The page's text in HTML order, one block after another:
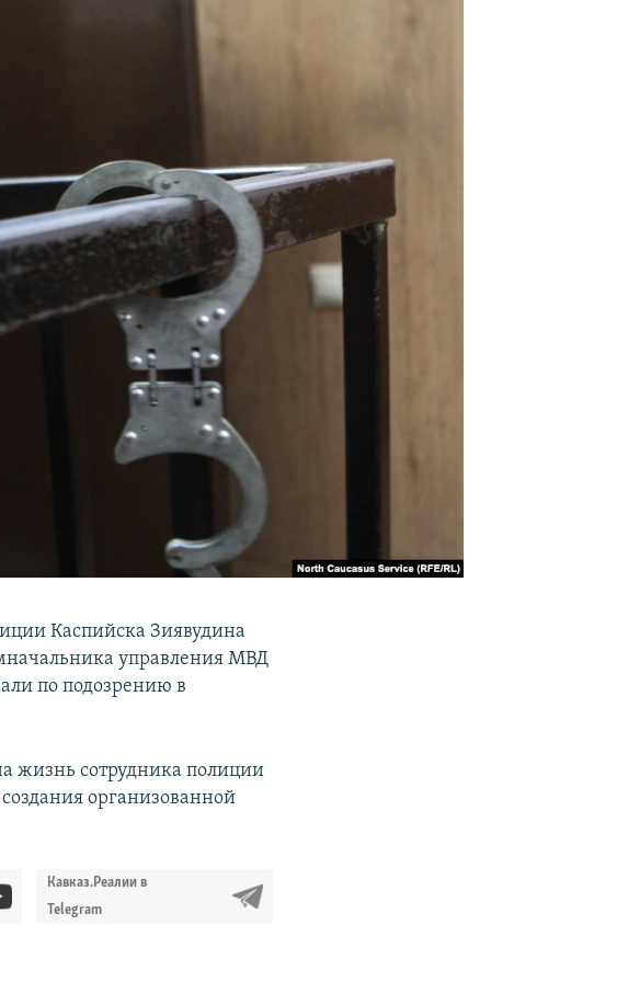
Каспийска Зиявудина
управления МВД
по подозрению в
жизнь сотрудника полиции
организованной
Кавказ.Реалии в
Telegram